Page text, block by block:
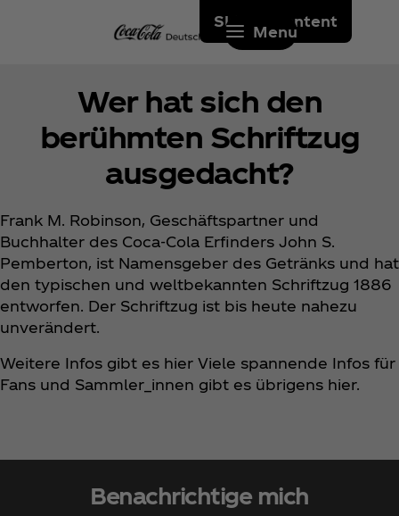
Skip to content
Menu
Wer hat sich den
berühmten Schriftzug
ausgedacht?
Frank M. Robinson, Geschäftspartner und
Buchhalter des Coca‑Cola Erfinders John S.
Pemberton, ist Namensgeber des Getränks und hat
den typischen und weltbekannten Schriftzug 1886
entworfen. Der Schriftzug ist bis heute nahezu
unverändert.
Weitere Infos gibt es hier Viele spannende Infos für
Fans und Sammler_innen gibt es übrigens hier.
Benachrichtige mich